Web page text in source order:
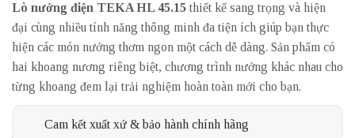
Lò nướng điện TEKA HL 45.15 thiết kế sang trọng và hiện
đại cùng nhiều tính năng thông minh đa tiện ích giúp bạn thực
hiện các món nướng thơm ngon một cách dễ dàng. Sản phẩm có
hai khoang nương riêng biệt, chương trình nướng khác nhau cho
từng khoang đem lại trải nghiệm hoàn toàn mới cho bạn.
Cam kết xuất xứ & bảo hành chính hãng